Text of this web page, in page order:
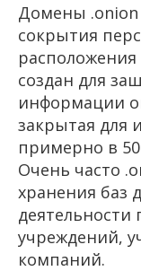
Домены
сокрытия
создан для
информации
закрытая для
примерно в
Очень часто
хранения баз
деятельности
учреждений,
компаний.